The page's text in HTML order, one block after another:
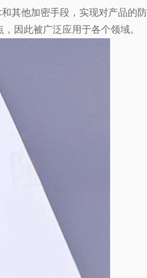
其他加密手段，实现对产品的
因此被广泛应用于各个领域。